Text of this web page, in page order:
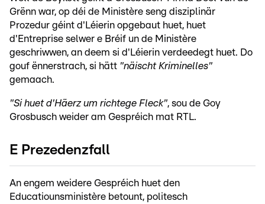
Grënn war, op déi de Ministère seng disziplinär
Prozedur géint d'Léierin opgebaut huet, huet
d'Entreprise selwer e Bréif un de Ministère
geschriwwen, an deem si d'Léierin verdeedegt huet. Do
gouf ënnerstrach, si hätt "näischt Kriminelles"
gemaach.
"Si huet d'Häerz um richtege Fleck", sou de Goy
Grosbusch weider am Gespréich mat RTL.
E Prezedenzfall
An engem weidere Gespréich huet den
Educatiounsministère betount, politesch